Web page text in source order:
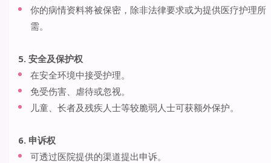
你的病情资料将被保密，除非法律要求或为提供医疗护理所
需。
5. 安全及保护权
在安全环境中接受护理。
免受伤害、虐待或忽视。
儿童、长者及残疾人士等较脆弱人士可获额外保护。
6. 申诉权
可透过医院提供的渠道提出申诉。